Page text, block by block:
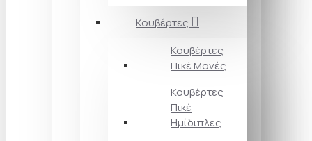
Κουβέρτες
Κουβέρτες
Πικέ Μονές
Κουβέρτες
Πικέ
Ημίδιπλες